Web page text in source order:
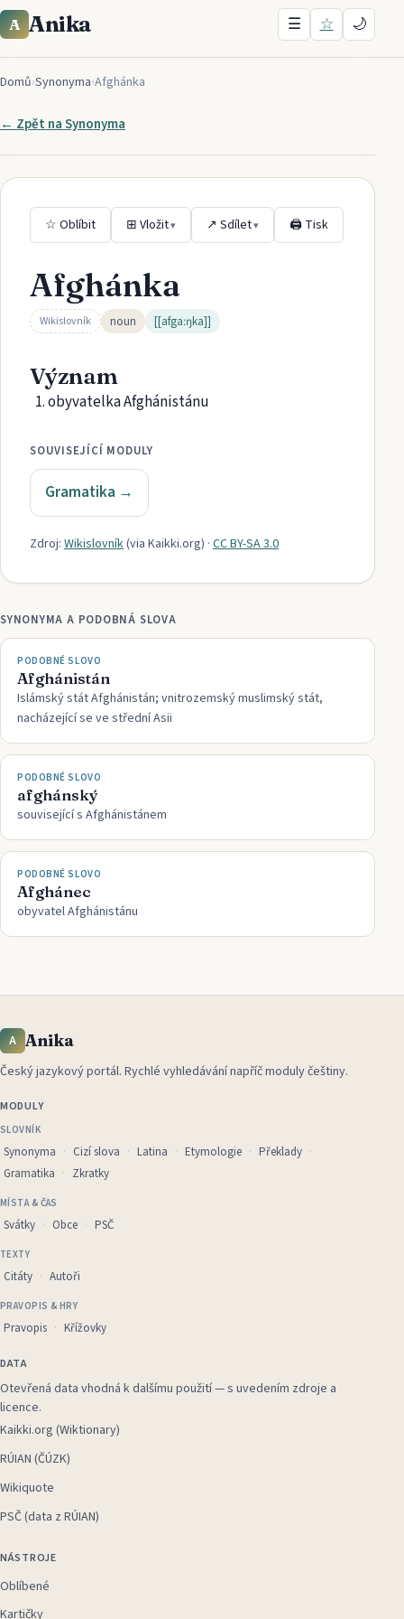
A Anika ☰ ☆ 🌙
Domů›Synonyma›Afghánka
← Zpět naSynonyma
☆ Oblíbit ⊞ Vložit▾ ↗ Sdílet▾ 🖨 Tisk
Afghánka
Wikislovník noun [[afgaːŋka]]
Význam
obyvatelka Afghánistánu
SOUVISEJÍCÍ MODULY
Gramatika →
Zdroj: Wikislovník(via Kaikki.org) · CC BY-SA 3.0
SYNONYMA A PODOBNÁ SLOVA
PODOBNÉ SLOVO
Afghánistán
Islámský stát Afghánistán; vnitrozemský muslimský stát,
nacházející se ve střední Asii
PODOBNÉ SLOVO
afghánský
související s Afghánistánem
PODOBNÉ SLOVO
Afghánec
obyvatel Afghánistánu
A Anika
Český jazykový portál. Rychlé vyhledávání napříč moduly češtiny.
MODULY
SLOVNÍK
Synonyma Cizí slova Latina Etymologie
Překlady
Gramatika
Zkratky
MÍSTA & ČAS
Svátky Obce PSČ
TEXTY
Citáty Autoři
PRAVOPIS & HRY
Pravopis Křížovky
DATA
Otevřená data vhodná k dalšímu použití — s uvedením zdroje a
licence.
Kaikki.org (Wiktionary)
RÚIAN (ČÚZK)
Wikiquote
PSČ (data z RÚIAN)
NÁSTROJE
Oblíbené
Kartičky